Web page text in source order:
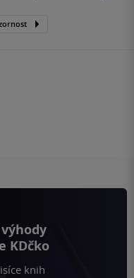
KDčko
knih